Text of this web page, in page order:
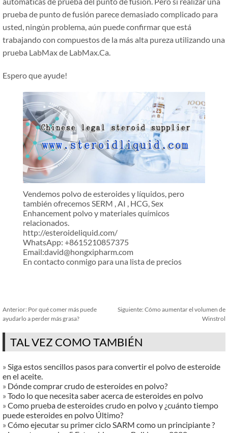
prueba de punto de fusión parece demasiado complicado para
usted, ningún problema, aún puede confirmar que está
trabajando con compuestos de la más alta pureza utilizando una
prueba LabMax de LabMax.Ca.
Espero que ayude!
Vendemos polvo de esteroides y líquidos, pero
también ofrecemos SERM , AI , HCG, Sex
Enhancement polvo y materiales químicos
relacionados.
http://esteroideliquid.com/
WhatsApp: +8615210857375
Email:david@hongxipharm.com
En contacto conmigo para una lista de precios
Anterior: Por qué comer más puede
ayudarlo a perder más grasa?
Siguiente: Cómo aumentar el volumen de
Winstrol
TAL VEZ COMO TAMBIÉN
» Siga estos sencillos pasos para convertir el polvo de esteroide
en el aceite.
» Dónde comprar crudo de esteroides en polvo?
» Todo lo que necesita saber acerca de esteroides en polvo
» Como prueba de esteroides crudo en polvo y ¿cuánto tiempo
puede esteroides en polvo Último?
» Cómo ejecutar su primer ciclo SARM como un principiante ?